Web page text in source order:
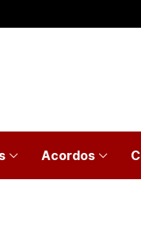
Acordos